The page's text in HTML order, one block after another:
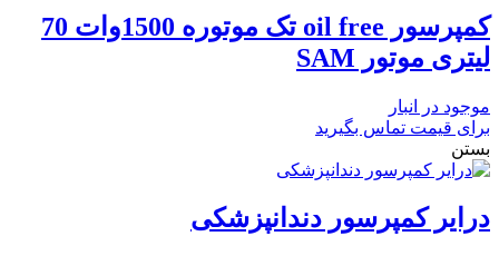
کمپرسور oil free تک موتوره 1500وات 70
لیتری موتور SAM
موجود در انبار
برای قیمت تماس بگیرید
بستن
درایر کمپرسور دندانپزشکی